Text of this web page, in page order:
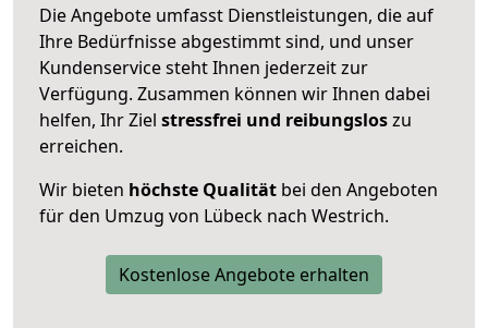
Die Angebote umfasst Dienstleistungen, die auf
Ihre Bedürfnisse abgestimmt sind, und unser
Kundenservice steht Ihnen jederzeit zur
Verfügung. Zusammen können wir Ihnen dabei
helfen, Ihr Ziel stressfrei und reibungsloszu
erreichen.
Wir bieten höchste Qualität bei den Angeboten
für den Umzug von Lübeck nach Westrich.
Kostenlose Angebote erhalten